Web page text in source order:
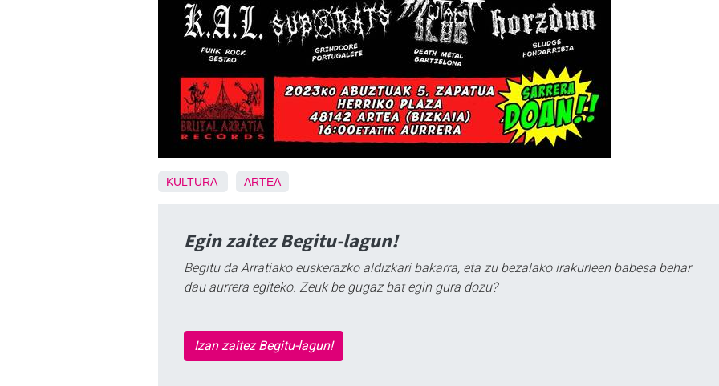
KULTURA ARTEA
Egin zaitez Begitu-lagun!
Begitu da Arratiako euskerazko aldizkari bakarra, eta zu bezalako irakurleen babesa behar
dau aurrera egiteko. Zeuk be gugaz bat egin gura dozu?
Izan zaitez Begitu-lagun!